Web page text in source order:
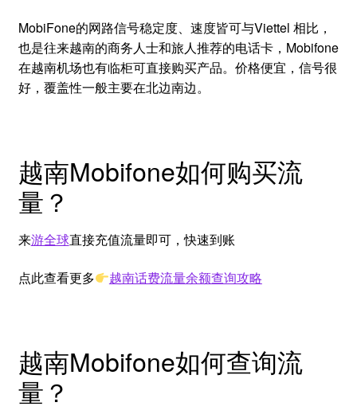
MobiFone的网路信号稳定度、速度皆可与Viettel 相比，
也是往来越南的商务人士和旅人推荐的电话卡，Mobifone
在越南机场也有临柜可直接购买产品。价格便宜，信号很
好，覆盖性一般主要在北边南边。
越南Mobifone如何购买流
量？
来游全球直接充值流量即可，快速到账
点此查看更多 越南话费流量余额查询攻略
越南Mobifone如何查询流
量？